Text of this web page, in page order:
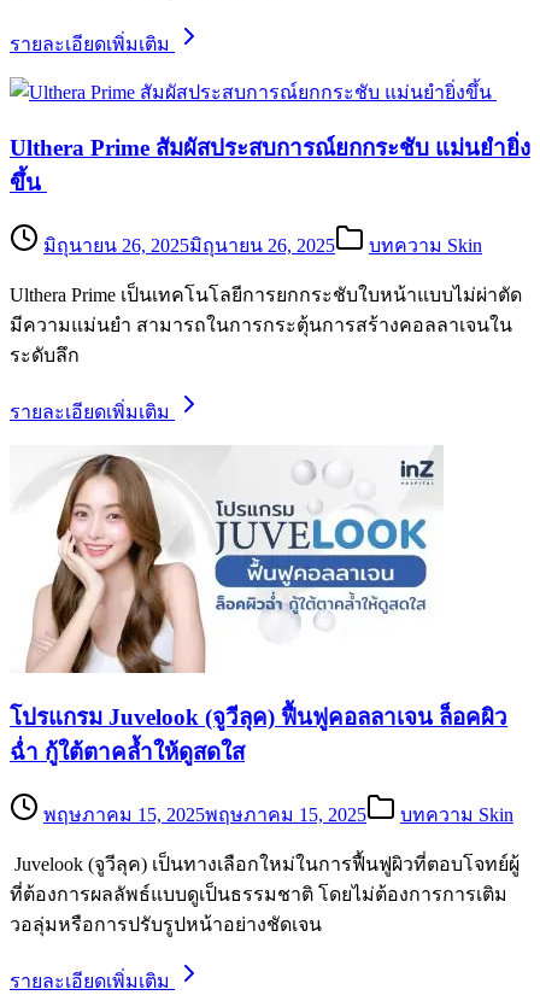
รายละเอียดเพิ่มเติม
Ulthera Prime สัมผัสประสบการณ์ยกกระชับ แม่นยำยิ่ง
ขึ้น
มิถุนายน 26, 2025มิถุนายน 26, 2025 บทความ Skin
Ulthera Prime เป็นเทคโนโลยีการยกกระชับใบหน้าแบบไม่ผ่าตัด
มีความแม่นยำ สามารถในการกระตุ้นการสร้างคอลลาเจนใน
ระดับลึก
รายละเอียดเพิ่มเติม
โปรแกรม Juvelook (จูวีลุค) ฟื้นฟูคอลลาเจน ล็อคผิว
ฉ่ำ กู้ใต้ตาคล้ำให้ดูสดใส
พฤษภาคม 15, 2025พฤษภาคม 15, 2025 บทความ Skin
Juvelook (จูวีลุค) เป็นทางเลือกใหม่ในการฟื้นฟูผิวที่ตอบโจทย์ผู้
ที่ต้องการผลลัพธ์แบบดูเป็นธรรมชาติ โดยไม่ต้องการการเติม
วอลุ่มหรือการปรับรูปหน้าอย่างชัดเจน
รายละเอียดเพิ่มเติม